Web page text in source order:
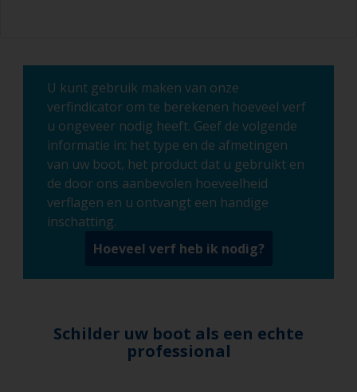
U kunt gebruik maken van onze
verfindicator om te berekenen hoeveel verf
u ongeveer nodig heeft. Geef de volgende
informatie in: het type en de afmetingen
van uw boot, het product dat u gebruikt en
de door ons aanbevolen hoeveelheid
verflagen en u ontvangt een handige
inschatting.
Hoeveel verf heb ik nodig?
Schilder uw boot als een echte
professional